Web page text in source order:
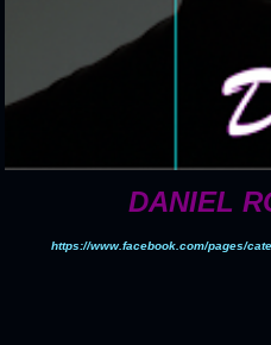
DANIEL
https://www.facebook.com/pages/